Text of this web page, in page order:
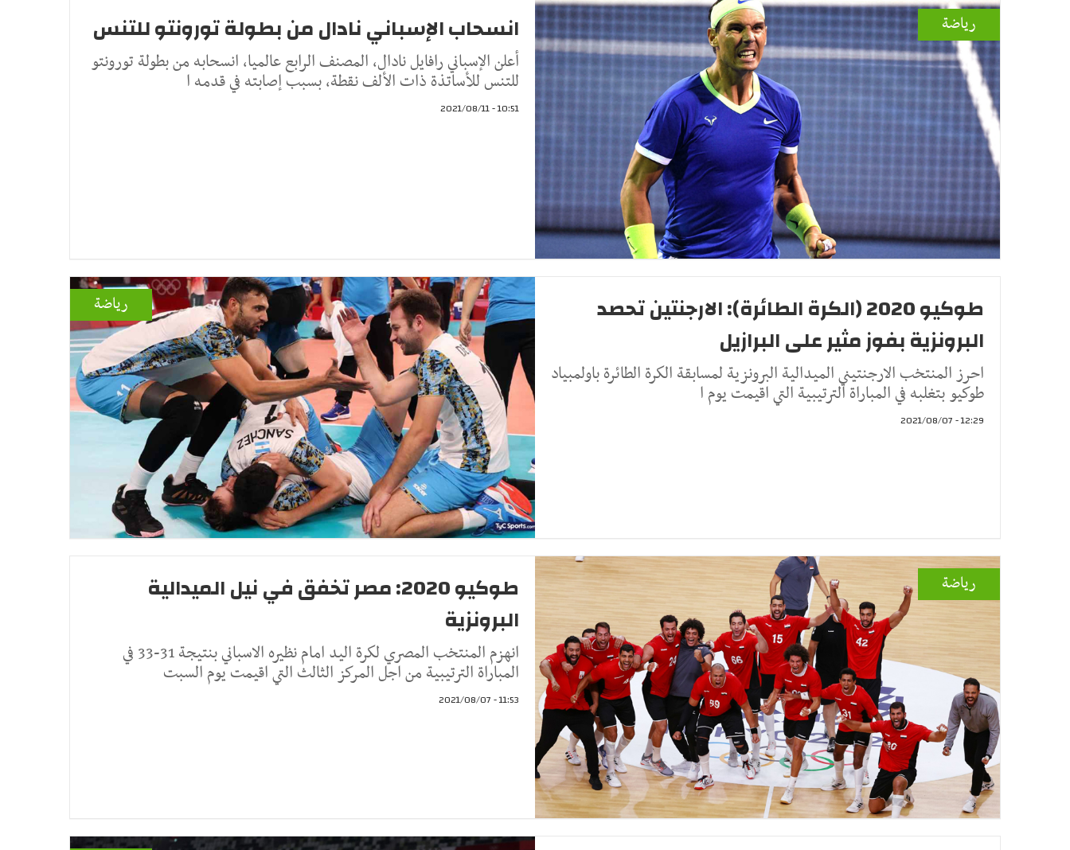
رياضة انسحاب الإسباني نادال من بطولة تورونتو للتنس
أعلن الإسباني رافايل نادال، المصنف الرابع عالميا، انسحابه من بطولة تورونتو
للتنس للأساتذة ذات الألف نقطة، بسبب إصابته في قدمه ا
10:51 - 2021/08/11
رياضة
طوكيو 2020 (الكرة الطائرة): الارجنتين تحصد
البرونزية بفوز مثير على البرازيل
احرز المنتخب الارجنتيني الميدالية البرونزية لمسابقة الكرة الطائرة باولمبياد
طوكيو بتغلبه في المباراة الترتيبية التي اقيمت يوم ا
12:29 - 2021/08/07
رياضة
طوكيو 2020: مصر تخفق في نيل الميدالية
البرونزية
انهزم المنتخب المصري لكرة اليد امام نظيره الاسباني بنتيجة 31-33 في
المباراة الترتيبية من اجل المركز الثالث التي اقيمت يوم السبت
11:53 - 2021/08/07